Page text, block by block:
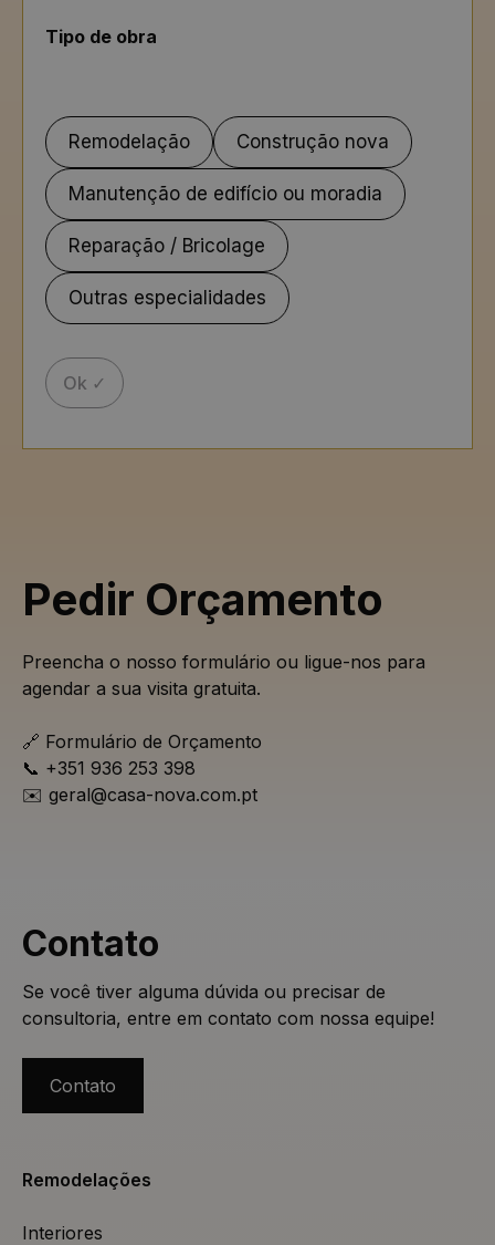
Tipo de obra
Remodelação Construção nova
Manutenção de edifício ou moradia
Reparação / Bricolage
Outras especialidades
Ok ✓
Pedir Orçamento
Preencha o nosso formulário ou ligue-nos para
agendar a sua visita gratuita.
🔗 Formulário de Orçamento
📞 +351 936 253 398
✉️ geral@casa-nova.com.pt
Contato
Se você tiver alguma dúvida ou precisar de
consultoria, entre em contato com nossa equipe!
Contato
Remodelações
Interiores